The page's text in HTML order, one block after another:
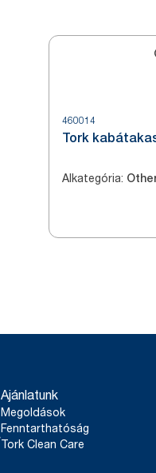
460014
Tork
Alkategória:
Ajánlatunk
Megoldások
Fenntarthatóság
Tork Clean Care